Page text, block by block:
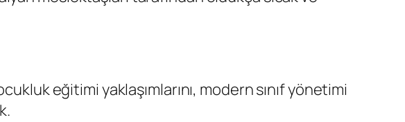
eğitimi yaklaşımlarını, modern sınıf yönetimi